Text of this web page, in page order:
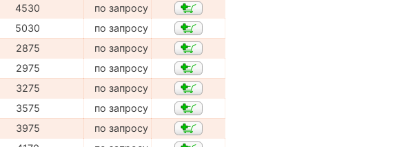
4530
по запросу
5030
по запросу
2875
по запросу
2975
по запросу
3275
по запросу
3575
по запросу
3975
по запросу